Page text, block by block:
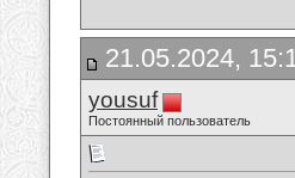
21.05.2024,
yousuf
Постоянный пользователь